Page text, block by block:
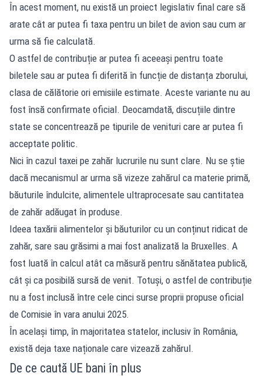
În acest moment, nu există un proiect legislativ final care să
arate cât ar putea fi taxa pentru un bilet de avion sau cum ar
urma să fie calculată.
O astfel de contribuție ar putea fi aceeași pentru toate
biletele sau ar putea fi diferită în funcție de distanța zborului,
clasa de călătorie ori emisiile estimate. Aceste variante nu au
fost însă confirmate oficial. Deocamdată, discuțiile dintre
state se concentrează pe tipurile de venituri care ar putea fi
acceptate politic.
Nici în cazul taxei pe zahăr lucrurile nu sunt clare. Nu se știe
dacă mecanismul ar urma să vizeze zahărul ca materie primă,
băuturile îndulcite, alimentele ultraprocesate sau cantitatea
de zahăr adăugat în produse.
Ideea taxării alimentelor și băuturilor cu un conținut ridicat de
zahăr, sare sau grăsimi a mai fost analizată la Bruxelles. A
fost luată în calcul atât ca măsură pentru sănătatea publică,
cât și ca posibilă sursă de venit. Totuși, o astfel de contribuție
nu a fost inclusă între cele cinci surse proprii propuse oficial
de Comisie în vara anului 2025.
În același timp, în majoritatea statelor, inclusiv în România,
există deja taxe naționale care vizează zahărul.
De ce caută UE bani în plus